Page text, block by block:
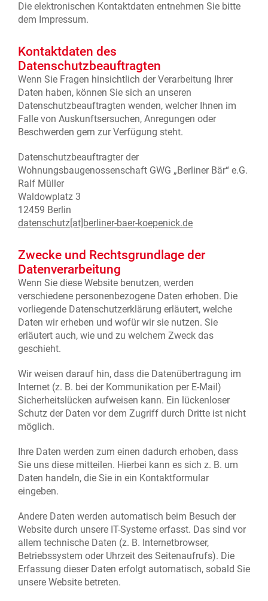
Die elektronischen Kontaktdaten entnehmen Sie bitte
dem Impressum.
Kontaktdaten des
Datenschutzbeauftragten
Wenn Sie Fragen hinsichtlich der Verarbeitung Ihrer
Daten haben, können Sie sich an unseren
Datenschutzbeauftragten wenden, welcher Ihnen im
Falle von Auskunftsersuchen, Anregungen oder
Beschwerden gern zur Verfügung steht.
Datenschutzbeauftragter der
Wohnungsbaugenossenschaft GWG „Berliner Bär“ e.G.
Ralf Müller
Waldowplatz 3
12459 Berlin
datenschutz[at]berliner-baer-koepenick.de
Zwecke und Rechtsgrundlage der
Datenverarbeitung
Wenn Sie diese Website benutzen, werden
verschiedene personenbezogene Daten erhoben. Die
vorliegende Datenschutzerklärung erläutert, welche
Daten wir erheben und wofür wir sie nutzen. Sie
erläutert auch, wie und zu welchem Zweck das
geschieht.
Wir weisen darauf hin, dass die Datenübertragung im
Internet (z. B. bei der Kommunikation per E-Mail)
Sicherheitslücken aufweisen kann. Ein lückenloser
Schutz der Daten vor dem Zugriff durch Dritte ist nicht
möglich.
Ihre Daten werden zum einen dadurch erhoben, dass
Sie uns diese mitteilen. Hierbei kann es sich z. B. um
Daten handeln, die Sie in ein Kontaktformular
eingeben.
Andere Daten werden automatisch beim Besuch der
Website durch unsere IT-Systeme erfasst. Das sind vor
allem technische Daten (z. B. Internetbrowser,
Betriebssystem oder Uhrzeit des Seitenaufrufs). Die
Erfassung dieser Daten erfolgt automatisch, sobald Sie
unsere Website betreten.